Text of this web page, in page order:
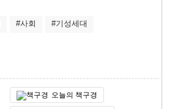
#사회 #기성세대
오늘의 책구경